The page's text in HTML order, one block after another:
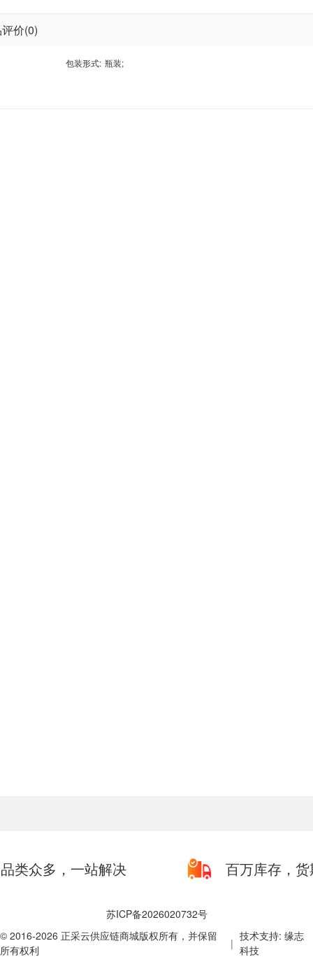
价(0)
包装形式: 瓶装;
品类众多，一站解决 百万库存，
苏ICP备2026020732号
© 2016-2026 正采云供应链商城版权所有，并保留
所有权利
|
技术支持: 缘志
科技